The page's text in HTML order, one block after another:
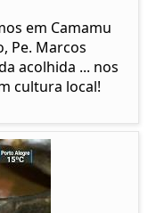
em Camamu
Pe. Marcos
acolhida ... nos
cultura local!